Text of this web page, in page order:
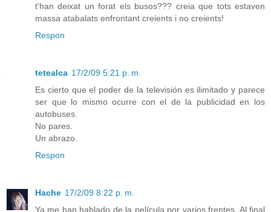
t'han deixat un forat els busos??? creia que tots estaven
massa atabalats enfrontant creients i no creients!
Respon
tetealca 17/2/09 5:21 p. m.
Es cierto que el poder de la televisión es ilimitado y parece
ser que lo mismo ocurre con el de la publicidad en los
autobuses.
No pares.
Un abrazo.
Respon
Hache 17/2/09 8:22 p. m.
Ya me han hablado de la película por varios frentes. Al final